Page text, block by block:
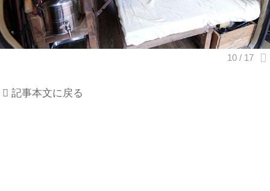
記事本文に戻る